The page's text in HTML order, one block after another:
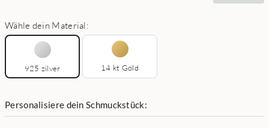
Wähle dein Material:
925 zilver 14 kt Gold
Personalisiere dein Schmuckstück: